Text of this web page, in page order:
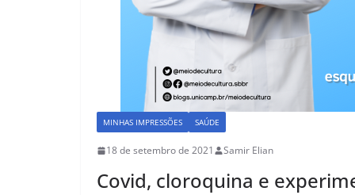
MINHAS IMPRESSÕES SAÚDE
18 de setembro de 2021 Samir Elian
Covid, cloroquina e